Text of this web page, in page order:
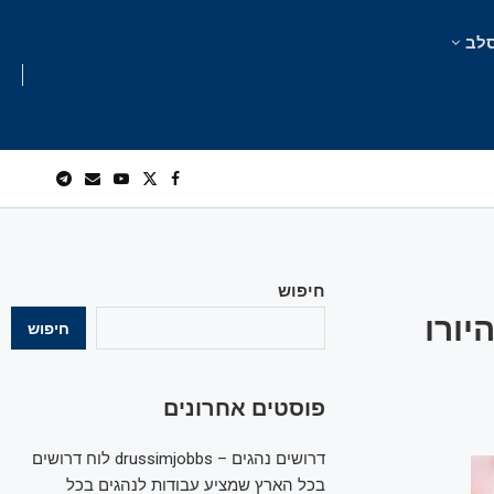
שקלים, היורו
חיפוש
חיפוש
פוסטים אחרונים
דרושים נהגים – drussimjobbs לוח דרושים
בכל הארץ שמציע עבודות לנהגים בכל